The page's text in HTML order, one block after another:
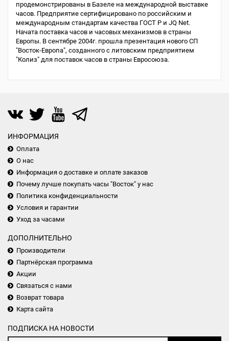
продемонстрированы в Базеле на международной выставке
часов. Предприятие сертифицировано по российским и
международным стандартам качества ГОСТ Р и JQ Net.
Начата поставка часов и часовых механизмов в страны
Европы. В сентябре 2004г. прошла презентация нового СП
"Восток-Европа", созданного с литовским предприятием
"Колиз" для поставок часов в страны Евросоюза.
ИНФОРМАЦИЯ
Оплата
О нас
Информация о доставке и оплате заказов
Почему лучше покупать часы "Восток" у нас
Политика конфиденциальности
Условия и гарантии
Уход за часами
ДОПОЛНИТЕЛЬНО
Производители
Партнёрская программа
Акции
Связаться с нами
Возврат товара
Карта сайта
ПОДПИСКА НА НОВОСТИ